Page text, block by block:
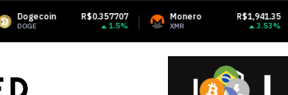
R$0.357707 Monero R$1,941.35
XMR
Stellar
XLM